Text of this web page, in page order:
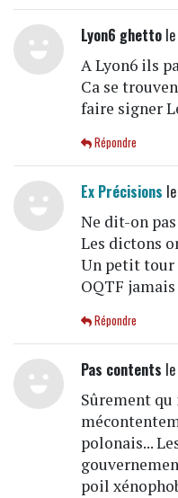
Lyon6 ghettole
A Lyon6 ils
Ca se
faire signer
Répondre
Ex Précisions
Ne dit-on
Les dictons
Un petit tour
OQTF
Répondre
Pas contents
Sûrement
polonais...
poil